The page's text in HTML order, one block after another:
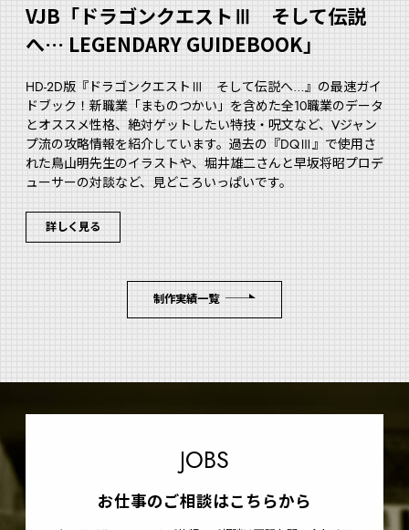
VJB「ドラゴンクエストⅢ そして伝説
へ… LEGENDARY GUIDEBOOK」
HD-2D版『ドラゴンクエストⅢ そして伝説へ…』の最速ガイ
ドブック！新職業「まものつかい」を含めた全10職業のデータ
とオススメ性格、絶対ゲットしたい特技・呪文など、Vジャン
プ流の攻略情報を紹介しています。過去の『DQⅢ』で使用さ
れた鳥山明先生のイラストや、堀井雄二さんと早坂将昭プロデ
ューサーの対談など、見どころいっぱいです。
詳しく見る
制作実績一覧
JOBS
お仕事のご相談はこちらから